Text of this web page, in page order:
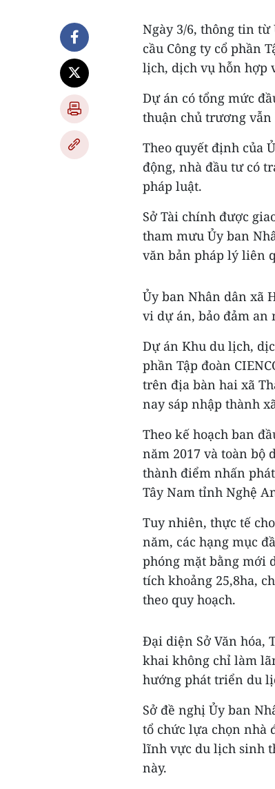
Ngày 3/6, thông tin
cầu Công ty cổ phần
lịch, dịch vụ hỗn hợp
Dự án có tổng mức
thuận chủ trương
Theo quyết định của
động, nhà đầu tư có
pháp luật.
Sở Tài chính được
tham mưu Ủy ban
văn bản pháp lý liên
Ủy ban Nhân dân xã
vi dự án, bảo đảm
Dự án Khu du lịch,
phần Tập đoàn
trên địa bàn hai xã
nay sáp nhập thành
Theo kế hoạch ban
năm 2017 và toàn bộ
thành điểm nhấn
Tây Nam tỉnh Nghệ
Tuy nhiên, thực tế
năm, các hạng mục
phóng mặt bằng mới
tích khoảng 25,8ha,
theo quy hoạch.
Đại diện Sở Văn hóa,
khai không chỉ làm
hướng phát triển du
Sở đề nghị Ủy ban
tổ chức lựa chọn nhà
lĩnh vực du lịch sinh
này.